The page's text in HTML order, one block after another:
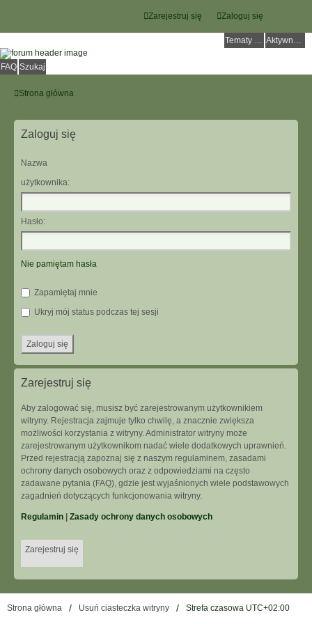
Zaloguj się
Zarejestruj się
Tematy bez odpowiedzi Aktywne tematy
FAQ Szukaj
Strona główna
Zaloguj się
Nazwa
użytkownika:
Hasło:
Nie pamiętam hasła
Zapamiętaj mnie
Ukryj mój status podczas tej sesji
Zarejestruj się
Aby zalogować się, musisz być zarejestrowanym użytkownikiem
witryny. Rejestracja zajmuje tylko chwilę, a znacznie zwiększa
możliwości korzystania z witryny. Administrator witryny może
zarejestrowanym użytkownikom nadać wiele dodatkowych uprawnień.
Przed rejestracją zapoznaj się z naszym regulaminem, zasadami
ochrony danych osobowych oraz z odpowiedziami na często
zadawane pytania (FAQ), gdzie jest wyjaśnionych wiele podstawowych
zagadnień dotyczących funkcjonowania witryny.
Regulamin Zasady ochrony danych osobowych
Zarejestruj się
Strona główna Usuń ciasteczka witryny Strefa czasowa UTC+02:00